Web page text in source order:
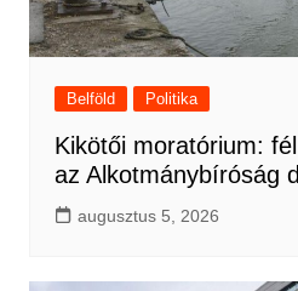
Belföld Politika
Kikötői moratórium:
az Alkotmánybíróság
augusztus 5, 2026